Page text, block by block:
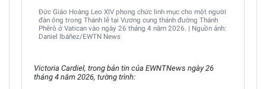
Đức Giáo Hoàng Leo XIV phong chức linh mục cho một người
đàn ông trong Thánh lễ tại Vương cung thánh đường Thánh
Phêrô ở Vatican vào ngày 26 tháng 4 năm 2026. | Nguồn ảnh:
Daniel Ibáñez/EWTN News
Victoria Cardiel, trong bản tin của EWNTNews ngày 26
tháng 4 năm 2026, tường trình: